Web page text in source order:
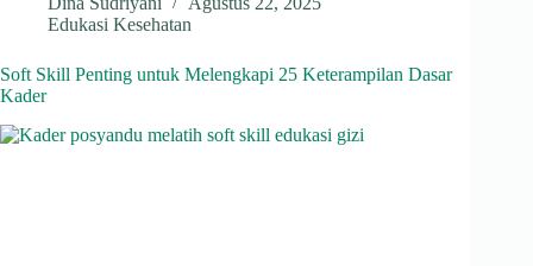
ts
A
pp
gr
a
bo
ok
ed
In
ds
Edukasi Kesehatan
Soft Skill Penting untuk Melengkapi 25 Keterampilan Dasar
Kader